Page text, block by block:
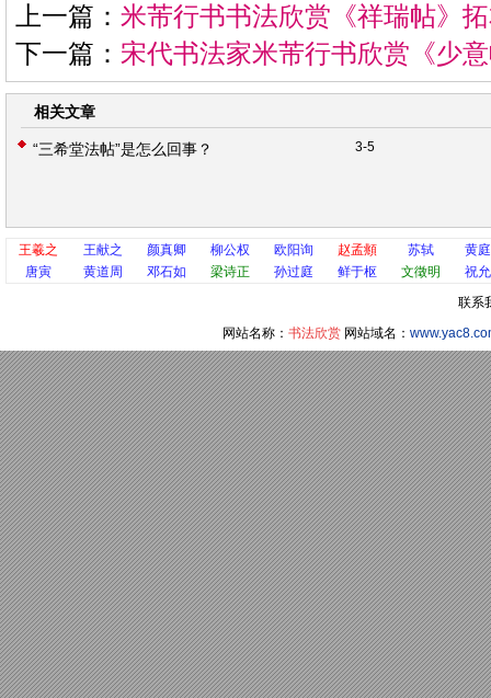
上一篇： 米芾行书书法欣赏《祥瑞帖》
下一篇： 宋代书法家米芾行书欣赏《少
相关文章
3-5
“三希堂法帖”是怎么回事？
王羲之 王献之 颜真卿 柳公权 欧阳询 赵孟頫 苏轼
黄
唐寅
黄道周 邓石如 梁诗正 孙过庭 鲜于枢 文徵明
祝
联系
网站名称： 书法欣赏 网站域名：